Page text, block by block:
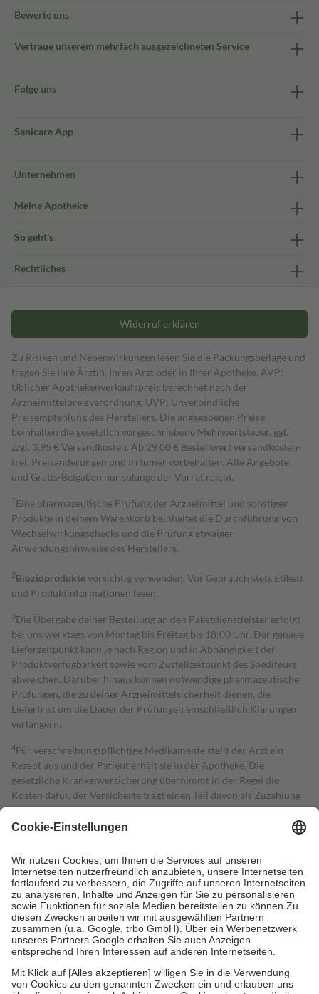
Bewerte uns
Vertraue unserem mehrfach ausgezeichneten Service
Folge uns
Sanicare App
Unternehmen
Meine Apotheke
So geht's
Rechtliches
Widerruf erklären
Zu Risiken und Nebenwirkungen lesen Sie die Packungsbeilage und
fragen Sie Ihre Ärztin, Ihren Arzt oder in Ihrer Apotheke. AVP:
Üblicher Apothekenverkaufspreis berechnet nach der
Arzneimittelpreisverordnung. UVP: Unverbindliche
Preisempfehlung des Herstellers. Die angegebenen Preise
beinhalten die gesetzlich vorgeschriebene Mehrwertsteuer, ggf.
zzgl. 3,95 € Versandkosten. Ab 29,00 € Bestell­wert versand­kosten­
frei. Preisänderungen und Irrtümer vorbehalten. Alle Angebote
und Gratis-Beigaben nur solange der Vorrat reicht.
1 Eine pharmazeutische Prüfung der Arzneimittel und sonstigen
Produkte in deinem Warenkorb beinhaltet die Durchführung von
Wechselwirkungschecks und die Prüfung etwaiger
Anwendungshinweise des Herstellers.
2Biozidproduktevorsichtig verwenden. Vor Gebrauch stets Etikett
und Produktinformationen lesen.
3Die Übergabe deiner Bestellung an den Paketdienstleister erfolgt
bei uns werktags von Montag bis Freitag bis 18:00 Uhr. Der genaue
Lieferzeitpunkt kann je nach Region und in Abhängigkeit der
Produktverfügbarkeit sowie vom Zustellzeitpunkt des Spediteurs
abweichen. Darüber hinaus können notwendige pharmazeutische
Prüfungen, die zu deiner Arzneimittelsicherheit dienen, die
Lieferfrist um die Dauer der Prüfungen einschließlich Klärungen
verlängern.
4Für verschreibungspflichtige Medikamente stellt der Arzt ein
Rezept aus und der Patient erhält sie in der Apotheke. Die
gesetzliche Krankenversicherung übernimmt in der Regel die
Kosten dafür, der Versicherte trägt einen Teil davon als Zuzahlung
mit.
Grundsätzlich leisten Mitglieder Zuzahlungen in Höhe von zehn
höchstens zehn Euro.
Es sind jedoch nie mehr als die tatsächlichen
Kosten der Leistung zu entrichten.
Diese Regeln gelten grundsätzlich auch für Online-Apotheken.
Bei Heilmitteln und häuslicher Krankenpflege beträgt die
Zuzahlung zehn Prozent der Kosten sowie zehn Euro je
Verordnung.
Um das Engagement der Versicherten für ihre eigene Gesundheit zu
stärken und die besondere Stellung der Familie zu unterstützen,
fallenkeine Zuzahlungenan bei:
• Kindern und Jugendlichen bis zum vollendeten 18. Lebensjahr